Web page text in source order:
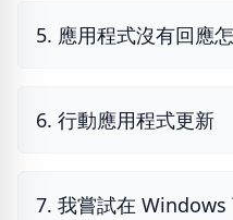
5. 應用程式沒有回應
6. 行動應用程式更新
7. 我嘗試在 Windows